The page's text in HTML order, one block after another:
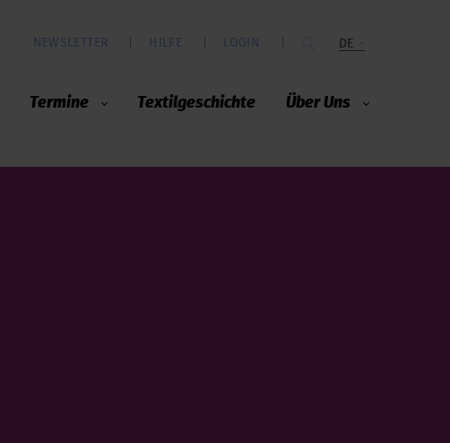
Termine Textilgeschichte Über Uns
NEWSLETTER HILFE LOGIN DE